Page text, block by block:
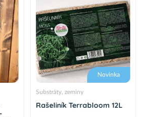
Novinka
Substráty, zeminy
Rašeliník Terrabloom 12L